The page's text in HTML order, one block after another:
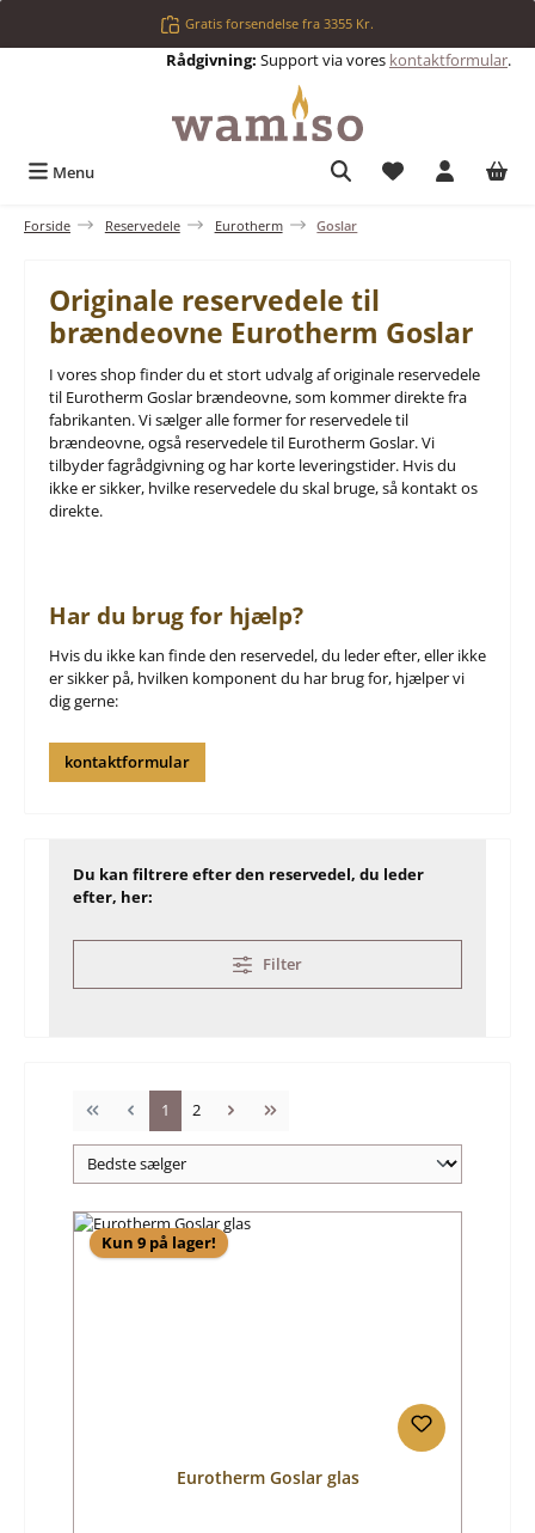
Gratis forsendelse fra 3355 Kr.
Rådgivning: Support via vores kontaktformular.
Menu Du har 0
Forside Reservedele Eurotherm Goslar
Originale reservedele til
brændeovne Eurotherm Goslar
I vores shop finder du et stort udvalg af originale reservedele
til Eurotherm Goslar brændeovne, som kommer direkte fra
fabrikanten. Vi sælger alle former for reservedele til
brændeovne, også reservedele til Eurotherm Goslar. Vi
tilbyder fagrådgivning og har korte leveringstider. Hvis du
ikke er sikker, hvilke reservedele du skal bruge, så kontakt os
direkte.
Har du brug for hjælp?
Hvis du ikke kan finde den reservedel, du leder efter, eller ikke
er sikker på, hvilken komponent du har brug for, hjælper vi
dig gerne:
kontaktformular
Du kan filtrere efter den reservedel, du leder
efter, her:
Filter
Side
1 Side
2
Kun 9 på lager!
Eurotherm Goslar glas